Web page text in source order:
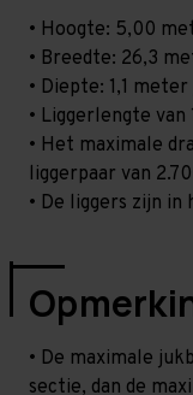
• Hoogte: 5,00
• Breedte: 26,3
• Diepte: 1,1
• Liggerlengte
• Het maximale
liggerpaar van
• De liggers zijn
• De maximale
sectie, dan de